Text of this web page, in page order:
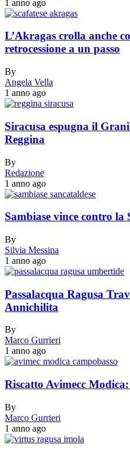
1 anno ago
L’Akragas crolla anche
retrocessione a un passo
By
Angela Vella
1 anno ago
Siracusa espugna il
Reggina
By
Redazione
1 anno ago
Sambiase vince contro la
By
Silvia Messina
1 anno ago
Passalacqua Ragusa
Annichilita
By
Marco Gurrieri
1 anno ago
Riscatto Avimecc
By
Marco Gurrieri
1 anno ago